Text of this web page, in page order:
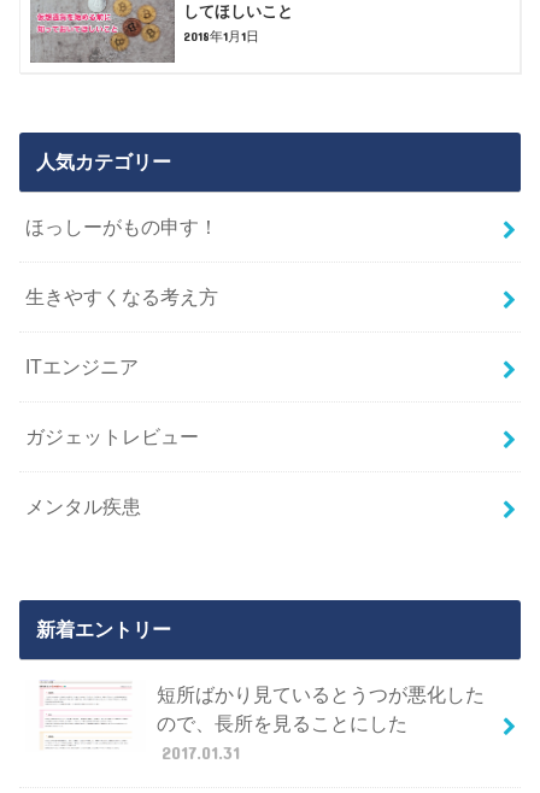
してほしいこと
2018年1月1日
人気カテゴリー
ほっしーがもの申す！
生きやすくなる考え方
ITエンジニア
ガジェットレビュー
メンタル疾患
新着エントリー
短所ばかり見ているとうつが悪化した
ので、長所を見ることにした
2017.01.31